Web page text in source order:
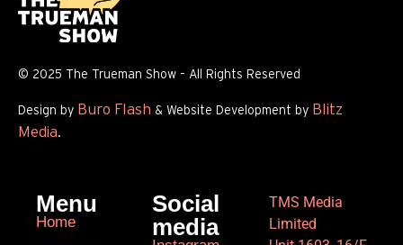
© 2025 The Trueman Show – All Rights Reserved
Design by Buro Flash & Website Development by Blitz
Media.
Menu
Home
Social
media
TMS Media
Limited